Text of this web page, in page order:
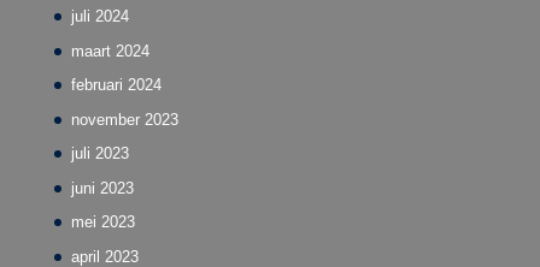
juli 2024
maart 2024
februari 2024
november 2023
juli 2023
juni 2023
mei 2023
april 2023